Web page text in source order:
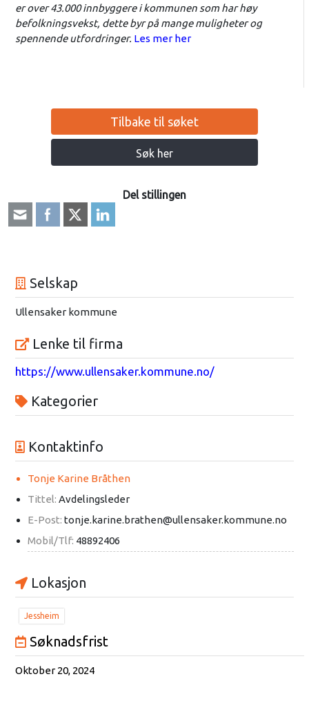
er over 43.000 innbyggere i kommunen som har høy
befolkningsvekst, dette byr på mange muligheter og
spennende utfordringer. Les mer her
Tilbake til søket
Søk her
Del stillingen
Selskap
Ullensaker kommune
Lenke til firma
https://www.ullensaker.kommune.no/
Kategorier
Kontaktinfo
Tonje Karine Bråthen
Tittel: Avdelingsleder
E-Post: tonje.karine.brathen@ullensaker.kommune.no
Mobil/Tlf: 48892406
Lokasjon
Jessheim
Søknadsfrist
Oktober 20, 2024